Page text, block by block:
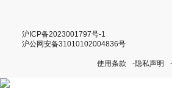
沪ICP备2023001797号-1
沪公网安备31010102004836号
使用条款 隐私声明